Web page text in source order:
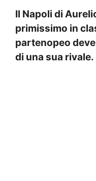
Il Napoli di
primissimo in
partenopeo
di una sua rivale.